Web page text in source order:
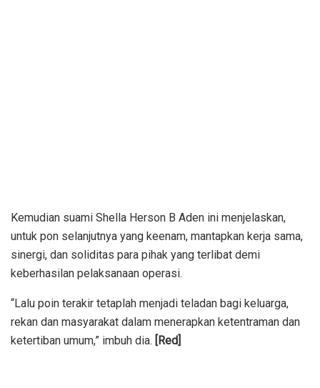
Kemudian suami Shella Herson B Aden ini menjelaskan,
untuk pon selanjutnya yang keenam, mantapkan kerja sama,
sinergi, dan soliditas para pihak yang terlibat demi
keberhasilan pelaksanaan operasi.
“Lalu poin terakir tetaplah menjadi teladan bagi keluarga,
rekan dan masyarakat dalam menerapkan ketentraman dan
ketertiban umum,” imbuh dia. [Red]